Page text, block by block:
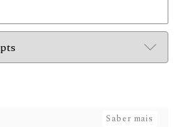
Saber mais